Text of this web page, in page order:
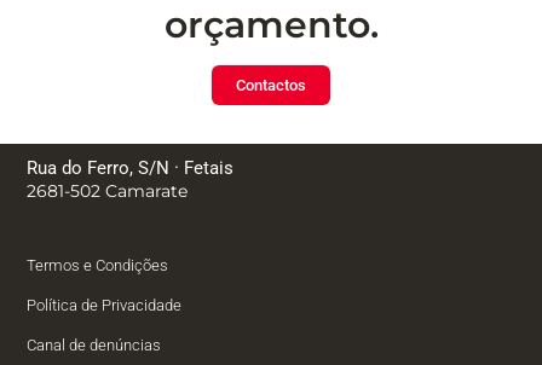
orçamento.
Contactos
Rua do Ferro, S/N · Fetais
2681-502 Camarate
Termos e Condições
Política de Privacidade
Canal de denúncias